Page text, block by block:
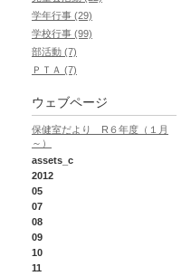
学年行事 (29)
学校行事 (99)
部活動 (7)
ＰＴＡ (7)
ウェブページ
保健室だより R６年度（１月
～）
assets_c
2012
05
07
08
09
10
11